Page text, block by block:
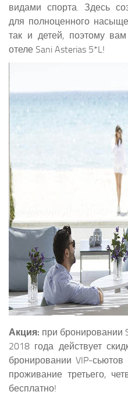
видами спорта. Здесь
для полноценного
так и детей, поэтому
отеле Sani Asterias 5*L!
Акция: при бронировании
2018 года действует
бронировании VIP-
проживание третьего,
бесплатно!